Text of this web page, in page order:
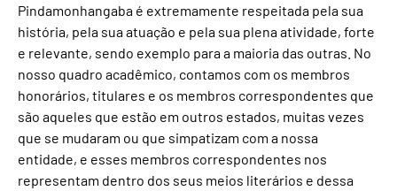
Pindamonhangaba é extremamente respeitada pela sua
história, pela sua atuação e pela sua plena atividade, forte
e relevante, sendo exemplo para a maioria das outras. No
nosso quadro acadêmico, contamos com os membros
honorários, titulares e os membros correspondentes que
são aqueles que estão em outros estados, muitas vezes
que se mudaram ou que simpatizam com a nossa
entidade, e esses membros correspondentes nos
representam dentro dos seus meios literários e dessa